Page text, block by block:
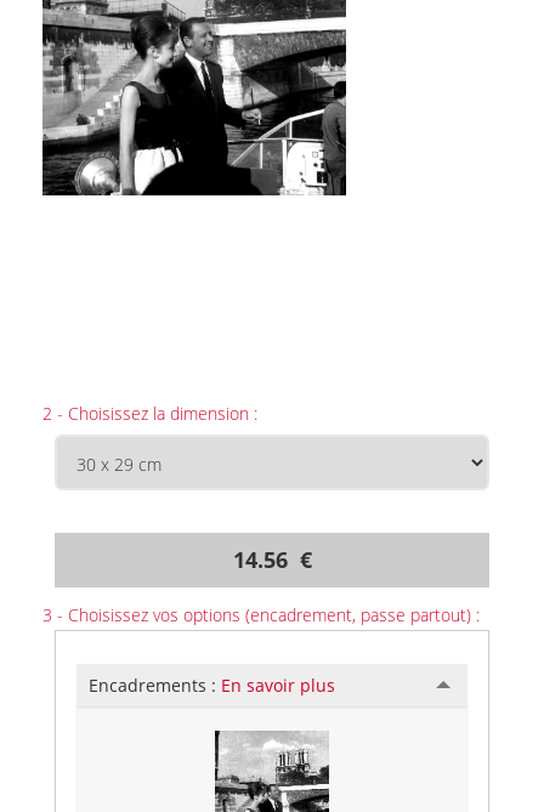
2 - Choisissez la dimension :
14.56 €
3 - Choisissez vos options (encadrement, passe partout) :
Encadrements : En savoir plus